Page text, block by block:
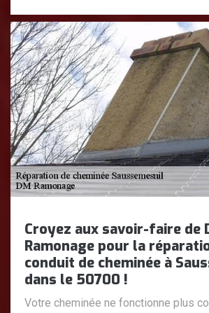
Croyez aux savoir-faire de
Ramonage pour la
conduit de cheminée à
dans le 50700 !
Votre cheminée ne fonctionne plus